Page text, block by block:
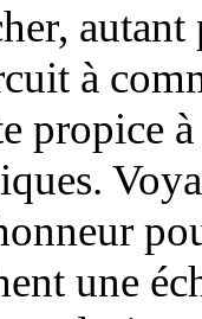
autant
à
propice
une